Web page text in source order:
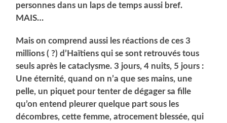
personnes dans un laps de temps aussi bref.
MAIS…
Mais on comprend aussi les réactions de ces 3
millions ( ?) d’Haïtiens qui se sont retrouvés tous
seuls après le cataclysme. 3 jours, 4 nuits, 5 jours :
Une éternité, quand on n’a que ses mains, une
pelle, un piquet pour tenter de dégager sa fille
qu’on entend pleurer quelque part sous les
décombres, cette femme, atrocement blessée, qui